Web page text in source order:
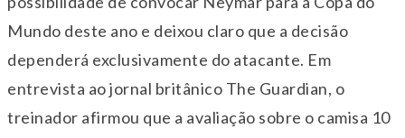
Mundo deste ano e deixou claro que a decisão
dependerá exclusivamente do atacante. Em
entrevista ao jornal britânico The Guardian, o
treinador afirmou que a avaliação sobre o camisa 10